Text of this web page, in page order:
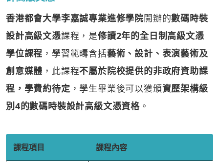
香港都會大學李嘉誠專業進修學院開辦的數碼時裝
設計高級文憑課程，是修讀2年的全日制高級文憑
學位課程 ，學習範疇含括藝術、設計、表演藝術及
創意媒體 ，此課程不屬於院校提供的非政府資助課
程，學費約待定 ，學生畢業後可以獲頒資歷架構級
別4的數碼時裝設計高級文憑資格 。
課程項目 課程內容